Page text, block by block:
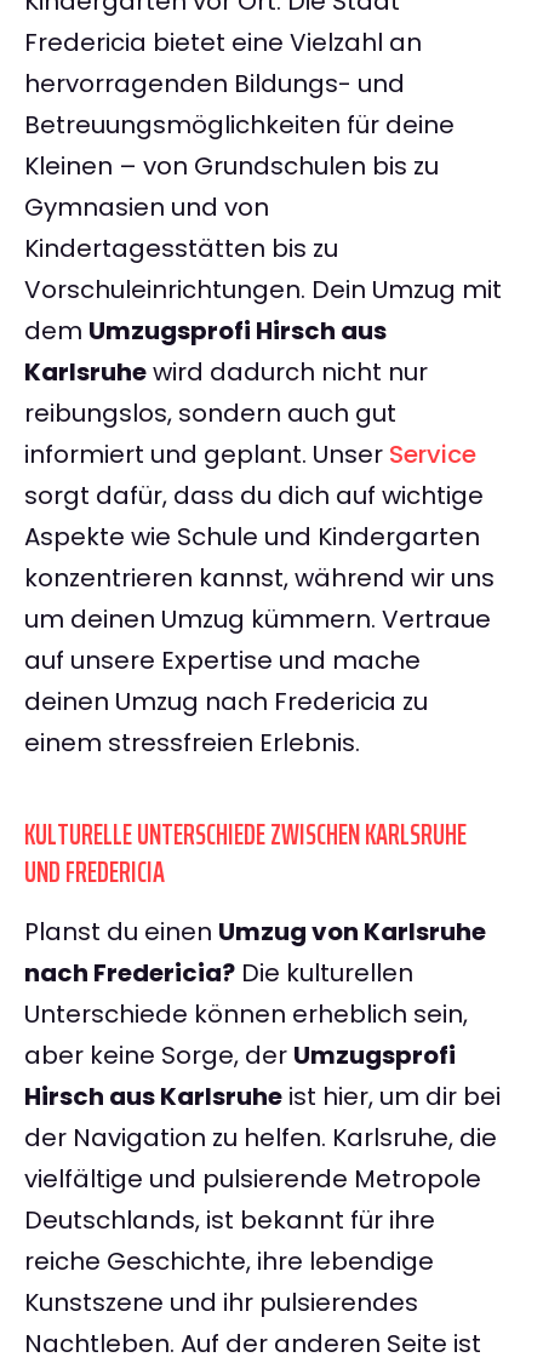
Fredericia bietet eine Vielzahl an
hervorragenden Bildungs- und
Betreuungsmöglichkeiten für deine
Kleinen – von Grundschulen bis zu
Gymnasien und von
Kindertagesstätten bis zu
Vorschuleinrichtungen. Dein Umzug mit
dem Umzugsprofi Hirsch aus
Karlsruhewird dadurch nicht nur
reibungslos, sondern auch gut
informiert und geplant. Unser Service
sorgt dafür, dass du dich auf wichtige
Aspekte wie Schule und Kindergarten
konzentrieren kannst, während wir uns
um deinen Umzug kümmern. Vertraue
auf unsere Expertise und mache
deinen Umzug nach Fredericia zu
einem stressfreien Erlebnis.
KULTURELLE UNTERSCHIEDE ZWISCHEN KARLSRUHE
UND FREDERICIA
Planst du einen Umzug von Karlsruhe
nach Fredericia? Die kulturellen
Unterschiede können erheblich sein,
aber keine Sorge, der Umzugsprofi
Hirsch aus Karlsruhe ist hier, um dir bei
der Navigation zu helfen. Karlsruhe, die
vielfältige und pulsierende Metropole
Deutschlands, ist bekannt für ihre
reiche Geschichte, ihre lebendige
Kunstszene und ihr pulsierendes
Nachtleben. Auf der anderen Seite ist